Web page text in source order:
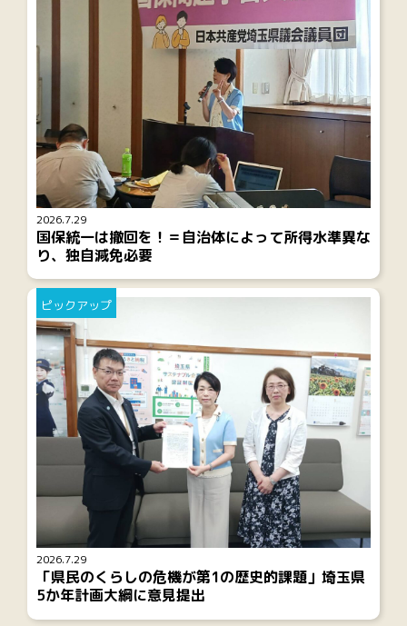
2026.7.29
国保統一は撤回を！＝自治体によって所得水準異な
り、独自減免必要
2026.7.29
ピックアップ
「県民のくらしの危機が第1の歴史的課題」埼玉県
5か年計画大綱に意見提出